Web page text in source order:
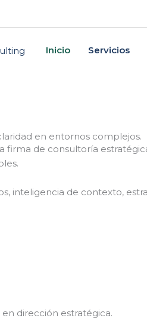
Inicio
Servicios
en entornos complejos.
firma de consultoría
inteligencia de contexto,
dirección estratégica.